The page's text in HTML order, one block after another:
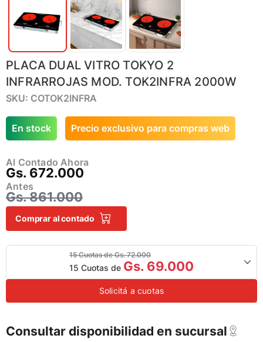
PLACA DUAL VITRO TOKYO 2
INFRARROJAS MOD. TOK2INFRA 2000W
SKU: COTOK2INFRA
En stock Precio exclusivo para compras web
Al Contado Ahora
Gs. 672.000
Antes
Gs. 861.000
Comprar al contado
15 Cuotas de Gs. 72.000
15 Cuotas de Gs. 69.000
Solicitá a cuotas
Consultar disponibilidad en sucursal